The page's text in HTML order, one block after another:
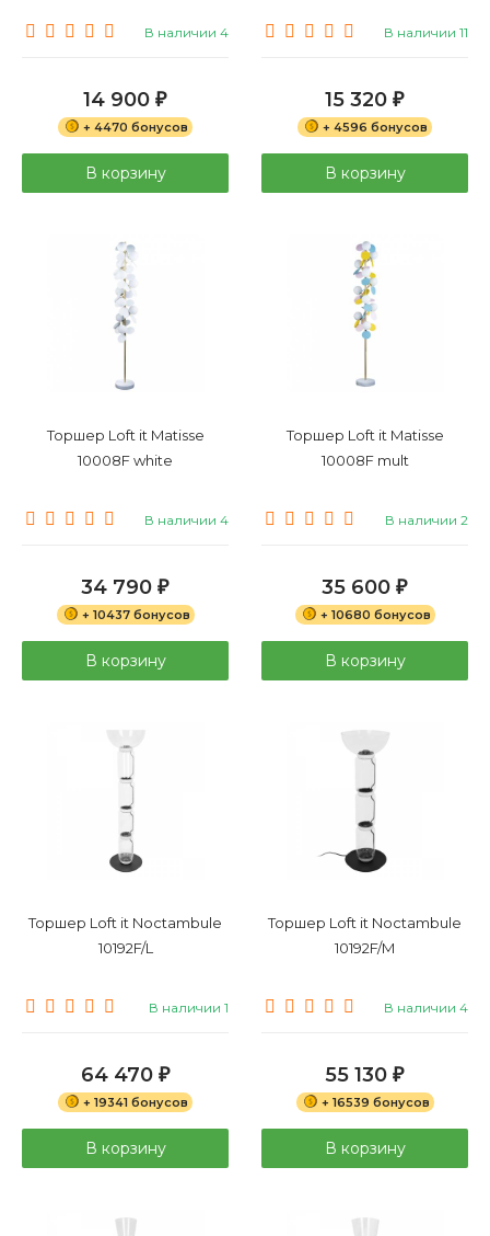
В наличии 4
14 900 ₽
+ 4470 бонусов
В корзину
В наличии 11
15 320 ₽
+ 4596 бонусов
В корзину
Торшер Loft it Matisse
10008F white
В наличии 4
34 790 ₽
+ 10437 бонусов
В корзину
Торшер Loft it Matisse
10008F mult
В наличии 2
35 600 ₽
+ 10680 бонусов
В корзину
Торшер Loft it Noctambule
10192F/L
В наличии 1
64 470 ₽
+ 19341 бонусов
В корзину
Торшер Loft it Noctambule
10192F/M
В наличии 4
55 130 ₽
+ 16539 бонусов
В корзину